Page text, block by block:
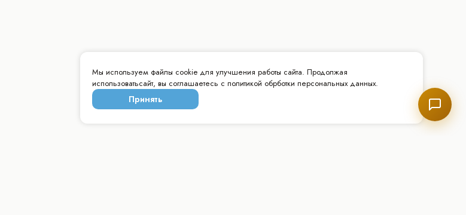
Мы используем файлы cookie для улучшения работы сайта. Продолжая
использоватьсайт, вы соглашаетесь с политикой обрботки персональных данных.
Принять